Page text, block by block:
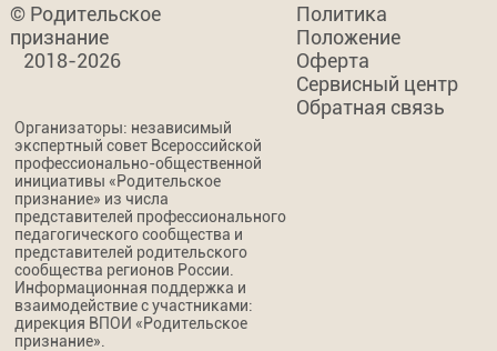
© Родительское
признание
2018-2026
Политика
Положение
Оферта
Сервисный центр
Обратная связь
Организаторы: независимый
экспертный совет Всероссийской
профессионально-общественной
инициативы «Родительское
признание» из числа
представителей профессионального
педагогического сообщества и
представителей родительского
сообщества регионов России.
Информационная поддержка и
взаимодействие с участниками:
дирекция ВПОИ «Родительское
признание».